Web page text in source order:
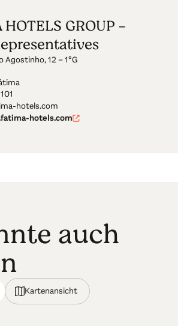
HOTELS GROUP -
Agostinho, 12 – 1ºG
hotels.com
hotels.com
auch
Kartenansicht